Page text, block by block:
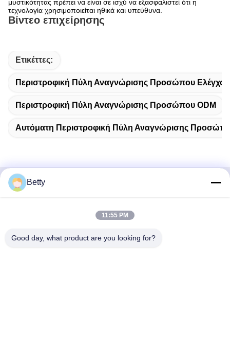
μυστικότητας πρέπει να είναι σε ισχύ να εξασφαλιστεί ότι η
τεχνολογία χρησιμοποιείται ηθικά και υπεύθυνα.
Βίντεο επιχείρησης
Ετικέττες:
Περιστροφική Πύλη Αναγνώρισης Προσώπου
Περιστροφική Πύλη Αναγνώρισης Προσώπου ODM
Αυτόματη Περιστροφική Πύλη Αναγνώρισης
Γρήγορη επικοινωνία
Guangdong, Κίνα
Betty
11:55 PM
Good day, what product are you looking for?